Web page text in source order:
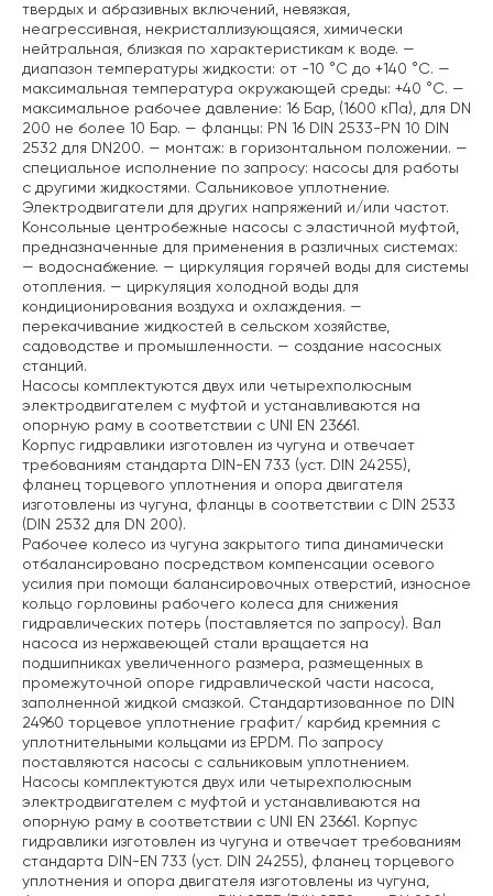
твердых и абразивных включений, невязкая,
неагрессивная, некристаллизующаяся, химически
нейтральная, близкая по характеристикам к воде. —
диапазон температуры жидкости: от -10 °C до +140 °C. —
максимальная температура окружающей среды: +40 °C. —
максимальное рабочее давление: 16 Бар, (1600 кПа), для DN
200 не более 10 Бар. — фланцы: PN 16 DIN 2533-PN 10 DIN
2532 для DN200. — монтаж: в горизонтальном положении. —
специальное исполнение по запросу: насосы для работы
с другими жидкостями. Сальниковое уплотнение.
Электродвигатели для других напряжений и/или частот.
Консольные центробежные насосы с эластичной муфтой,
предназначенные для применения в различных системах:
— водоснабжение. — циркуляция горячей воды для системы
отопления. — циркуляция холодной воды для
кондиционирования воздуха и охлаждения. —
перекачивание жидкостей в сельском хозяйстве,
садоводстве и промышленности. — создание насосных
станций.
Насосы комплектуются двух или четырехполюсным
электродвигателем с муфтой и устанавливаются на
опорную раму в соответствии с UNI EN 23661.
Корпус гидравлики изготовлен из чугуна и отвечает
требованиям стандарта DIN-EN 733 (уст. DIN 24255),
фланец торцевого уплотнения и опора двигателя
изготовлены из чугуна, фланцы в соответствии с DIN 2533
(DIN 2532 для DN 200).
Рабочее колесо из чугуна закрытого типа динамически
отбалансировано посредством компенсации осевого
усилия при помощи балансировочных отверстий, износное
кольцо горловины рабочего колеса для снижения
гидравлических потерь (поставляется по запросу). Вал
насоса из нержавеющей стали вращается на
подшипниках увеличенного размера, размещенных в
промежуточной опоре гидравлической части насоса,
заполненной жидкой смазкой. Стандартизованное по DIN
24960 торцевое уплотнение графит/ карбид кремния с
уплотнительными кольцами из EPDM. По запросу
поставляются насосы с сальниковым уплотнением.
Насосы комплектуются двух или четырехполюсным
электродвигателем с муфтой и устанавливаются на
опорную раму в соответствии с UNI EN 23661. Корпус
гидравлики изготовлен из чугуна и отвечает требованиям
стандарта DIN-EN 733 (уст. DIN 24255), фланец торцевого
уплотнения и опора двигателя изготовлены из чугуна,